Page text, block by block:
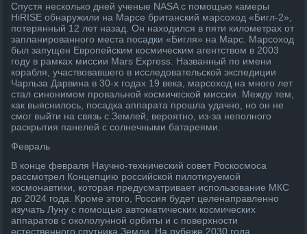
Спустя несколько дней ученые NASA с помощью камеры
HiRISE обнаружили на Марсе британский марсоход «Бигл-2»,
потерянный 12 лет назад. Он находился в пяти километрах от
запланированного места посадки «Бигля» на Марс. Марсоход
был запущен Европейским космическим агентством в 2003
году в рамках миссии Mars Express. Названный по имени
корабля, участвовавшего в исследовательской экспедиции
Чарльза Дарвина в 30-х годах 19 века, марсоход на много лет
стал синонимом провальной космической миссии. Между тем,
как выяснилось, посадка аппарата прошла удачно, но он не
смог выйти на связь с Землей, вероятно, из-за неполного
раскрытия панелей с солнечными батареями.
Февраль
В конце февраля Научно-технический совет Роскосмоса
рассмотрел Концепцию российской пилотируемой
космонавтики, которая предусматривает использование МКС
до 2024 года. Кроме этого, Россия будет целенаправленно
изучать Луну с помощью автоматических космических
аппаратов с окололунной орбиты и с поверхности
естественного спутника Земли. На рубеже 2030 года